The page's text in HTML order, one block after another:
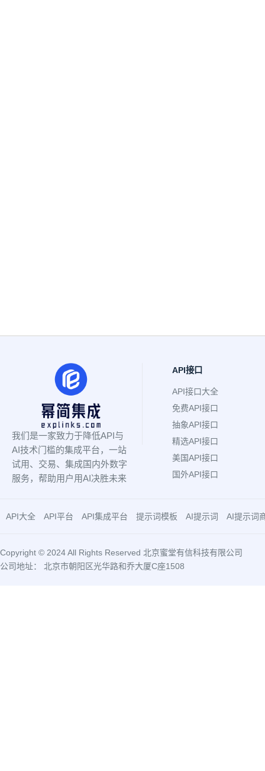
我们是一家致力于降低API与
AI技术门槛的集成平台，一站
试用、交易、集成国内外数字
服务，帮助用户用AI决胜未来
API接口
API接口大全
免费API接口
抽象API接口
精选API接口
美国API接口
国外API接口
API大全 API平台 API集成平台 提示词模板 AI提示词 AI提示词
Copyright © 2024 All Rights Reserved 北京蜜堂有信科技有限公司
公司地址： 北京市朝阳区光华路和乔大厦C座1508